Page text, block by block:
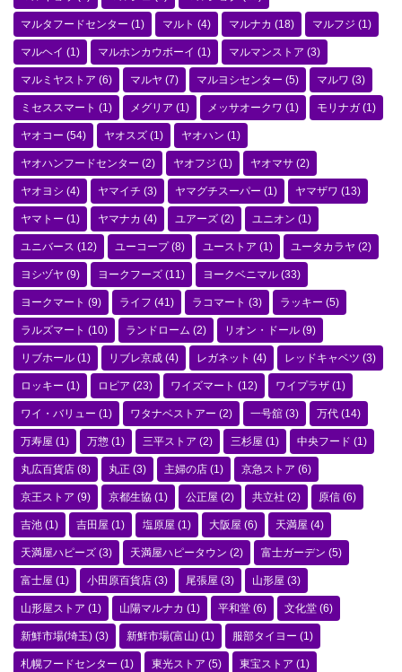
マルタフードセンター (1) マルト (4) マルナカ (18) マルフジ (1)
マルヘイ (1) マルホンカウボーイ (1) マルマンストア (3)
マルミヤストア (6) マルヤ (7) マルヨシセンター (5) マルワ (3)
ミセススマート (1) メグリア (1) メッサオークワ (1) モリナガ (1)
ヤオコー (54) ヤオスズ (1) ヤオハン (1)
ヤオハンフードセンター (2) ヤオフジ (1) ヤオマサ (2)
ヤオヨシ (4) ヤマイチ (3) ヤマグチスーパー (1) ヤマザワ (13)
ヤマトー (1) ヤマナカ (4) ユアーズ (2) ユニオン (1)
ユニバース (12) ユーコープ(8) ユーストア (1) ユータカラヤ (2)
ヨシヅヤ (9) ヨークフーズ (11) ヨークベニマル (33)
ヨークマート (9) ライフ (41) ラコマート (3) ラッキー (5)
ラルズマート (10) ランドローム (2) リオン・ドール (9)
リブホール (1) リブレ京成 (4) レガネット (4) レッドキャベツ (3)
ロッキー (1) ロピア (23) ワイズマート (12) ワイプラザ (1)
ワイ・バリュー (1) ワタナベストアー (2) 一号舘 (3) 万代 (14)
万寿屋 (1) 万惣 (1) 三平ストア (2) 三杉屋 (1) 中央フード (1)
丸広百貨店 (8) 丸正 (3) 主婦の店 (1) 京急ストア (6)
京王ストア (9) 京都生協 (1) 公正屋 (2) 共立社 (2) 原信 (6)
吉池 (1) 吉田屋 (1) 塩原屋 (1) 大阪屋 (6) 天満屋 (4)
天満屋ハピーズ (3) 天満屋ハピータウン (2) 富士ガーデン (5)
富士屋 (1) 小田原百貨店 (3) 尾張屋 (3) 山形屋 (3)
山形屋ストア (1) 山陽マルナカ (1) 平和堂 (6) 文化堂 (6)
新鮮市場(埼玉) (3) 新鮮市場(富山) (1) 服部タイヨー (1)
札幌フードセンター (1) 東光ストア (5) 東宝ストア (1)